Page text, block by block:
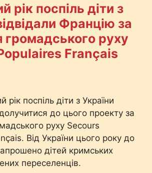
рік поспіль діти з
Францію за
громадського руху
Français
рік поспіль діти з України
до цього проекту за
руху Secours
Від України цього року до
дітей кримських
переселенців.